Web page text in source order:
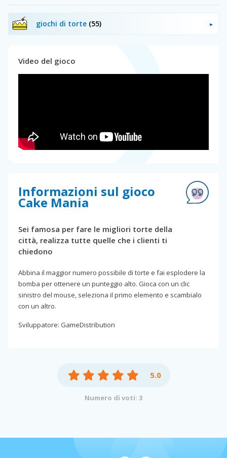
giochi di torte (55)
Video del gioco
Informazioni sul gioco
Cake Mania
Sei famosa per fare le migliori torte della
città, realizza tutte quelle che i clienti ti
chiedono
Abbina il maggior numero possibile di torte e fai esplodere la
bomba per ottenere un punteggio alto. Gioca con un clic
sinistro del mouse, seleziona il primo elemento e scambialo
con un altro.
Sviluppatore: GameDistribution
5.0
Numero di voti: 3